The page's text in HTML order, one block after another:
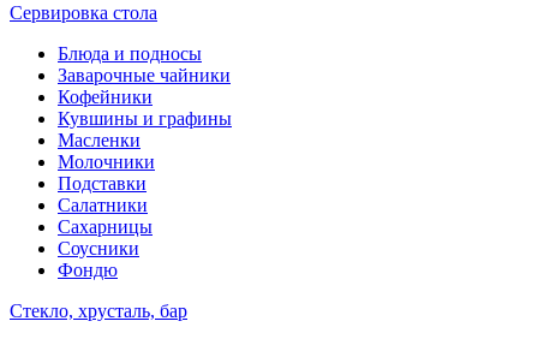
Сервировка стола
Блюда и подносы
Заварочные чайники
Кофейники
Кувшины и графины
Масленки
Молочники
Подставки
Салатники
Сахарницы
Соусники
Фондю
Стекло, хрусталь, бар